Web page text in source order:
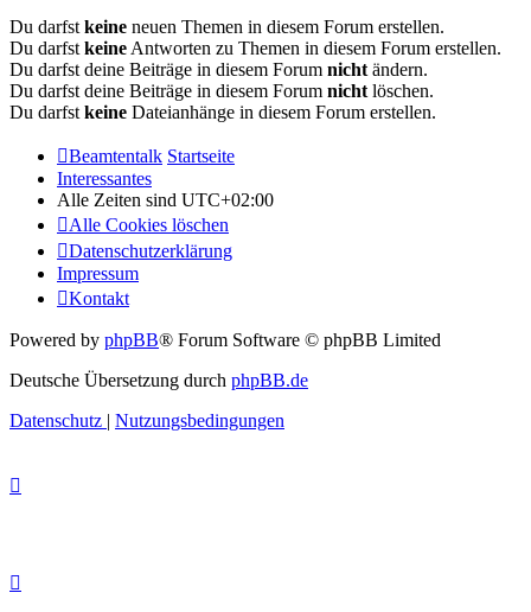
Du darfst keine neuen Themen in diesem Forum erstellen.
Du darfst keine Antworten zu Themen in diesem Forum erstellen.
Du darfst deine Beiträge in diesem Forum nicht ändern.
Du darfst deine Beiträge in diesem Forum nicht löschen.
Du darfst keine Dateianhänge in diesem Forum erstellen.
Beamtentalk Startseite
Interessantes
Alle Zeiten sind UTC+02:00
Alle Cookies löschen
Datenschutzerklärung
Impressum
Kontakt
Powered by phpBB® Forum Software © phpBB Limited
Deutsche Übersetzung durch phpBB.de
Datenschutz | Nutzungsbedingungen